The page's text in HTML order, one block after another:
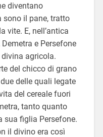
diventano
sono il pane, tratto
vite. E, nell’antica
e Persefone
agricola.
del chicco di grano
delle quali legate
del cereale fuori
tanto quanto
sua figlia Persefone.
il divino era così